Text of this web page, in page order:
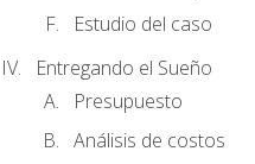
Estudio del caso
Entregando el Sueño
Presupuesto
Análisis de costos